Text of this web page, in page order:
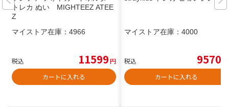
トレカ ぬい MIGHTEEZ ATEE
Z
マイストア在庫： 4966
税込 11599円
カートに入れる
マイストア在庫： 4000
税込 9570
カートに入れる